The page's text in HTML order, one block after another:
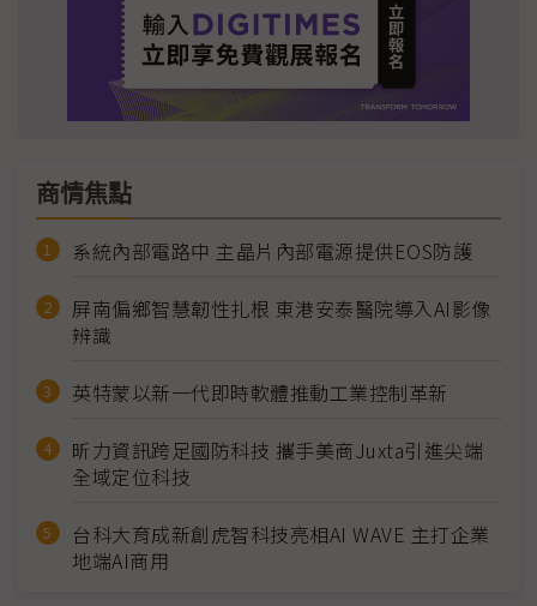
商情焦點
系統內部電路中 主晶片內部電源提供EOS防護
屏南偏鄉智慧韌性扎根 東港安泰醫院導入AI影像
辨識
英特蒙以新一代即時軟體推動工業控制革新
昕力資訊跨足國防科技 攜手美商Juxta引進尖端
全域定位科技
台科大育成新創虎智科技亮相AI WAVE 主打企業
地端AI商用